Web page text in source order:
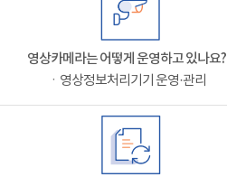
영상카메라는 어떻게 운영하고 있나요?
ㆍ영상정보처리기기 운영·관리